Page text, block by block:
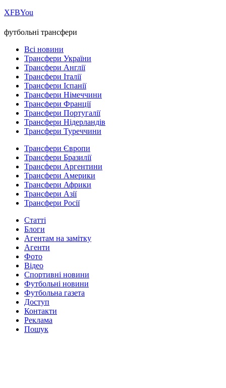
ХFBYou
футбольні трансфери
Всі новини
Трансфери України
Трансфери Англії
Трансфери Італії
Трансфери Іспанії
Трансфери Німеччини
Трансфери Франції
Трансфери Португалії
Трансфери Нідерландів
Трансфери Туреччини
Трансфери Європи
Трансфери Бразилії
Трансфери Аргентини
Трансфери Америки
Трансфери Африки
Трансфери Азії
Трансфери Росії
Статті
Блоги
Агентам на замітку
Агенти
Фото
Відео
Спортивні новини
Футбольні новини
Футбольна газета
Доступ
Контакти
Реклама
Пошук